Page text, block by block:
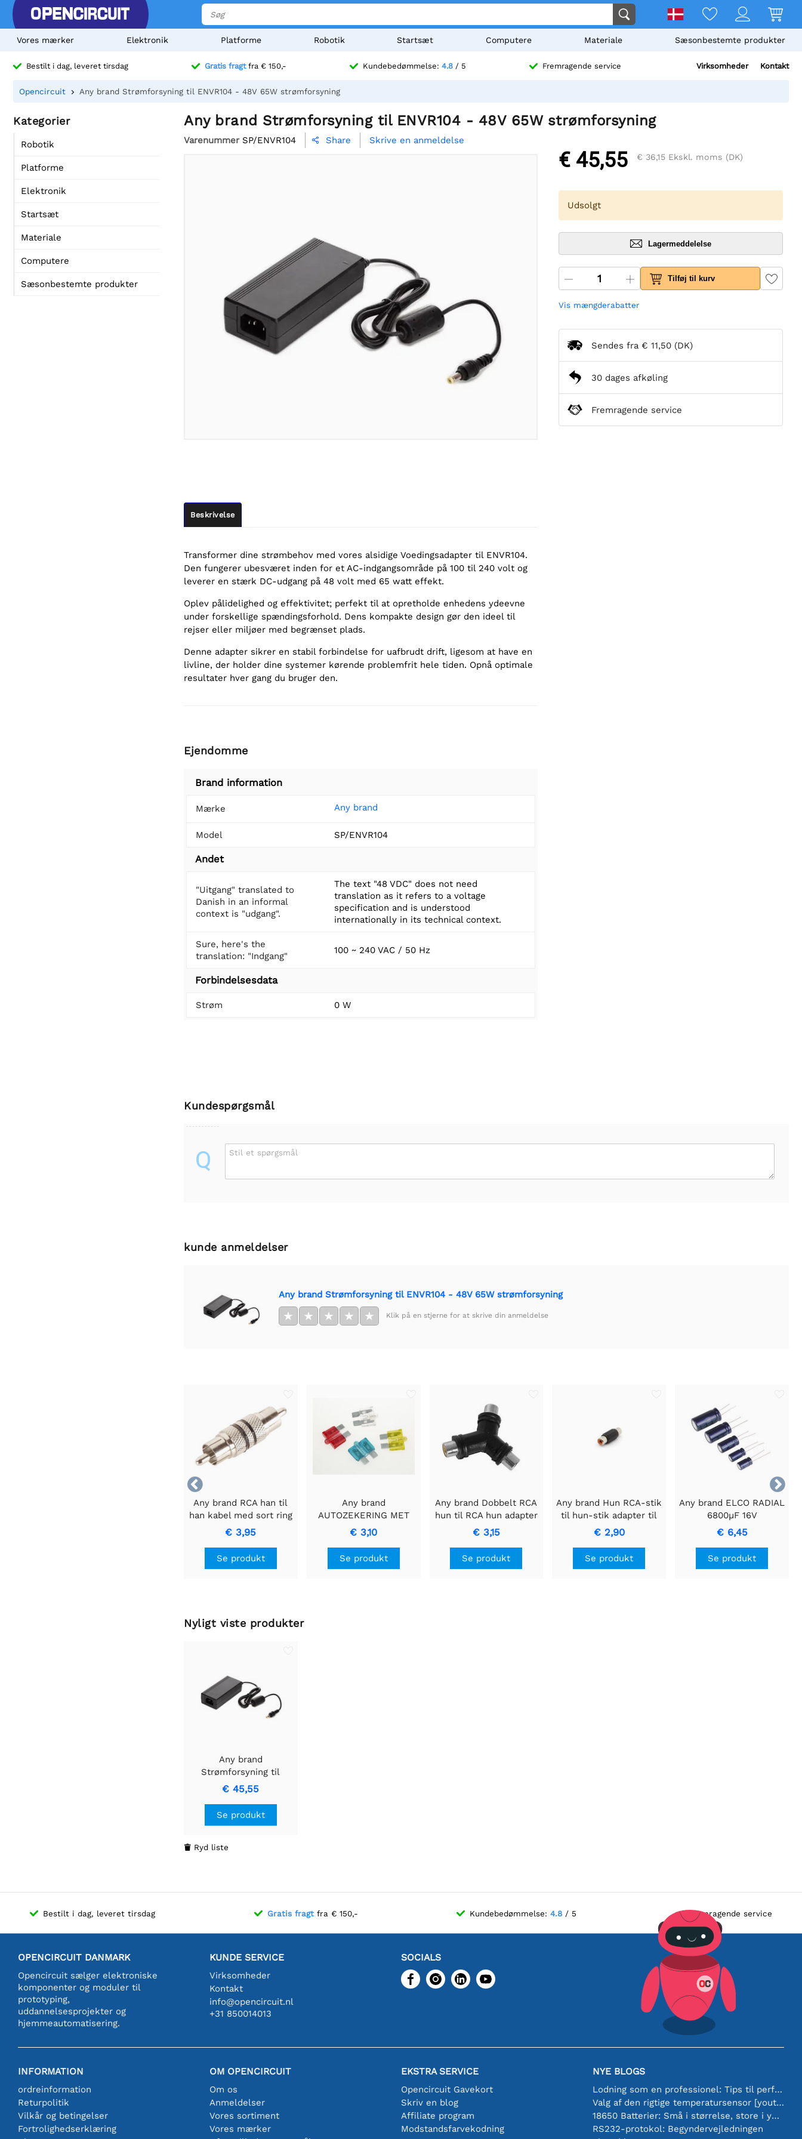
Vores mærker Elektronik Platforme Robotik Startsæt Computere Materiale Sæsonbestemte produkter
Bestilt i dag, leveret tirsdag Gratis fragtfra € 150,- Kundebedømmelse: 4.8 / 5 Fremragende service Virksomheder Kontakt
Opencircuit Any brand Strømforsyning til ENVR104 - 48V 65W strømforsyning
Kategorier
Robotik
Platforme
Elektronik
Startsæt
Materiale
Computere
Sæsonbestemte produkter
Any brand Strømforsyning til ENVR104 - 48V 65W strømforsyning
Varenummer SP/ENVR104  Share Skrive en anmeldelse
Beskrivelse
Transformer dine strømbehov med vores alsidige Voedingsadapter til ENVR104.
Den fungerer ubesværet inden for et AC-indgangsområde på 100 til 240 volt og
leverer en stærk DC-udgang på 48 volt med 65 watt effekt.
Oplev pålidelighed og effektivitet; perfekt til at opretholde enhedens ydeevne
under forskellige spændingsforhold. Dens kompakte design gør den ideel til
rejser eller miljøer med begrænset plads.
Denne adapter sikrer en stabil forbindelse for uafbrudt drift, ligesom at have en
livline, der holder dine systemer kørende problemfrit hele tiden. Opnå optimale
resultater hver gang du bruger den.
Ejendomme
Brand information
Mærke Any brand
Model SP/ENVR104
Andet
"Uitgang" translated to
Danish in an informal
context is "udgang".
The text "48 VDC" does not need
translation as it refers to a voltage
specification and is understood
internationally in its technical context.
Sure, here's the
translation: "Indgang"
100 ~ 240 VAC / 50 Hz
Forbindelsesdata
Strøm 0 W
€ 45,55 € 36,15 Ekskl. moms (DK)
Udsolgt
Lagermeddelelse
Tilføj til kurv
Vis mængderabatter
Sendes fra € 11,50 (DK)
30 dages afkøling
Fremragende service
Kundespørgsmål
Q Stil et spørgsmål
kunde anmeldelser
Any brand Strømforsyning til ENVR104 - 48V 65W strømforsyning
★ ★ ★ ★ ★ Klik på en stjerne for at skrive din anmeldelse


Any brand RCA han til
han kabel med sort ring
til signaloverførsel i høj
kvalitet.
€ 3,95
Se produkt
Any brand
AUTOZEKERING MET
CONTROLELAMPJE -
15A Blå Sikring
€ 3,10
Se produkt
Any brand Dobbelt RCA
hun til RCA hun adapter
€ 3,15
Se produkt
Any brand Hun RCA-stik
til hun-stik adapter til
lydforbindelser
€ 2,90
Se produkt
Any brand ELCO RADIAL
6800µF 16V
kondensator til
energilagring
€ 6,45
Se produkt
Nyligt viste produkter
Any brand
Strømforsyning til
ENVR104 - 48V 65W
strømforsyning
€ 45,55
Se produkt
 Ryd liste
Bestilt i dag, leveret tirsdag Gratis fragtfra € 150,- Kundebedømmelse:4.8 / 5 Fremragende service
OPENCIRCUIT DANMARK
Opencircuit sælger elektroniske
komponenter og moduler til
prototyping,
uddannelsesprojekter og
hjemmeautomatisering.
KUNDE SERVICE
Virksomheder
Kontakt
info@opencircuit.nl
+31 850014013
SOCIALS
INFORMATION
ordreinformation
Returpolitik
Vilkår og betingelser
Fortrolighedserklæring
OM OPENCIRCUIT
Om os
Anmeldelser
Vores sortiment
Vores mærker
EKSTRA SERVICE
Opencircuit Gavekort
Skriv en blog
Affiliate program
Modstandsfarvekodning
NYE BLOGS
Lodning som en professionel: Tips til perfekte elektroniske forbindelser
Valg af den rigtige temperatursensor [youtube]
18650 Batterier: Små i størrelse, store i ydeevne
RS232-protokol: Begyndervejledningen